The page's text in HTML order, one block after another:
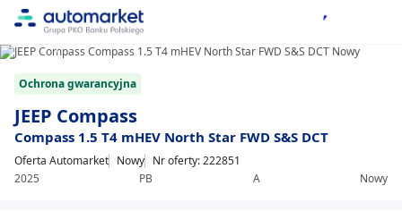
11
1/11
Ochrona gwarancyjna
JEEP Compass
Compass 1.5 T4 mHEV North Star FWD S&S DCT
Oferta Automarket Nowy
2025
PB A Nowy
Nr oferty: 222851